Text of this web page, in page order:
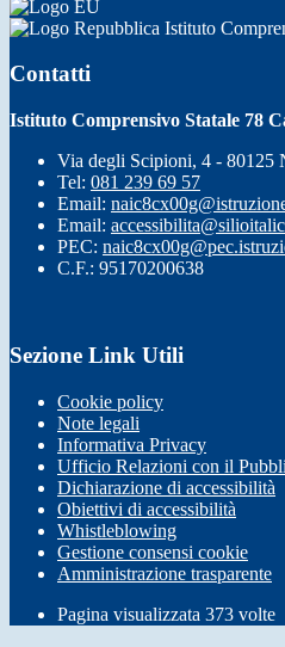
Istituto
Contatti
Istituto Comprensivo Statale 78
Via degli Scipioni, 4 - 80125
Tel: 081 239 69 57
Email:
Email:
PEC:
C.F.: 95170200638
Sezione Link Utili
Cookie policy
Note legali
Informativa Privacy
Ufficio Relazioni con il
Dichiarazione di accessibilità
Obiettivi di accessibilità
Whistleblowing
Gestione consensi cookie
Amministrazione trasparente
Pagina visualizzata 373 volte